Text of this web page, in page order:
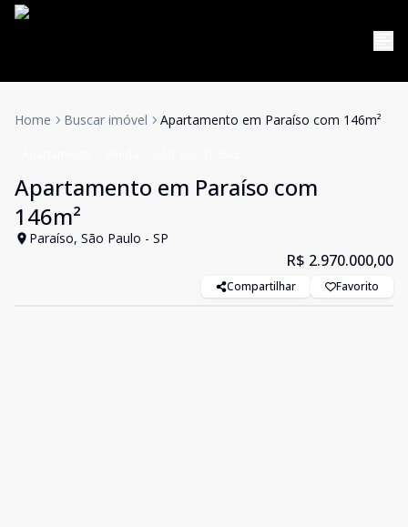
Home Buscar imóvel Apartamento em Paraíso com 146m²
Apartamento em Paraíso com
146m²
Paraíso, São Paulo - SP
R$ 2.970.000,00
Compartilhar Favorito